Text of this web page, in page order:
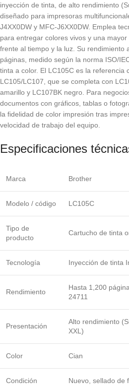
inyección de tinta, de alto rendimiento
diseñado para impresoras
J4XX0DW y MFC-J6XX0DW. Emplea
para entregar colores vivos y una
frente al tiempo y la luz. Su rendimiento
páginas, medido según la norma ISO/
tinta a color. El LC105C es la referencia
LC105/LC107, que se completa con
amarillo y LC107BK negro. Para
documentos con gráficos, tablas o
la fidelidad de color impresión tras
velocidad de trabajo del equipo.
Especificaciones
Marca Brother
Modelo / código LC105C
Tipo de
producto
Cartucho de tinta
Tecnología Inyección de tinta
Rendimiento
Hasta 1,200
24711
Presentación
Alto rendimiento
XXL)
Color Cian
Condición Nuevo, sellado de